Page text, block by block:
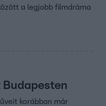
a legjobb filmdráma
korábban már